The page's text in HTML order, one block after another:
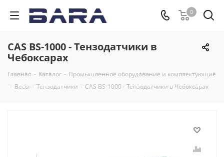
0
CAS BS-1000 - Тензодатчики в
Чебоксарах
Главная - Каталог - Промышленное оборудование и комплектующие
- Весы - Тензодатчики - CAS BS-1000 - Тензодатчики в Чебоксарах